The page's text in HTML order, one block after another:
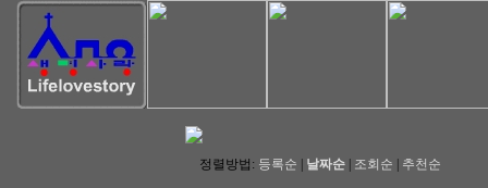
정렬방법: 등록순 날짜순 조회순 추천순